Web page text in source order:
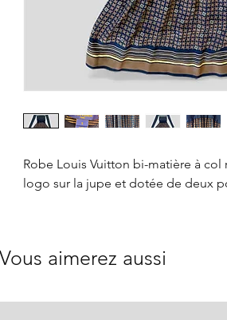
Robe Louis Vuitton bi-matière à
logo sur la jupe et dotée de deux
Vous aimerez aussi